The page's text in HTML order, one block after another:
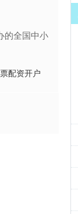
的全国中小
配资开户